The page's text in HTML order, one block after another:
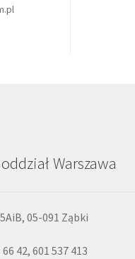
Warszawa
05-091 Ząbki
42, 601 537 413